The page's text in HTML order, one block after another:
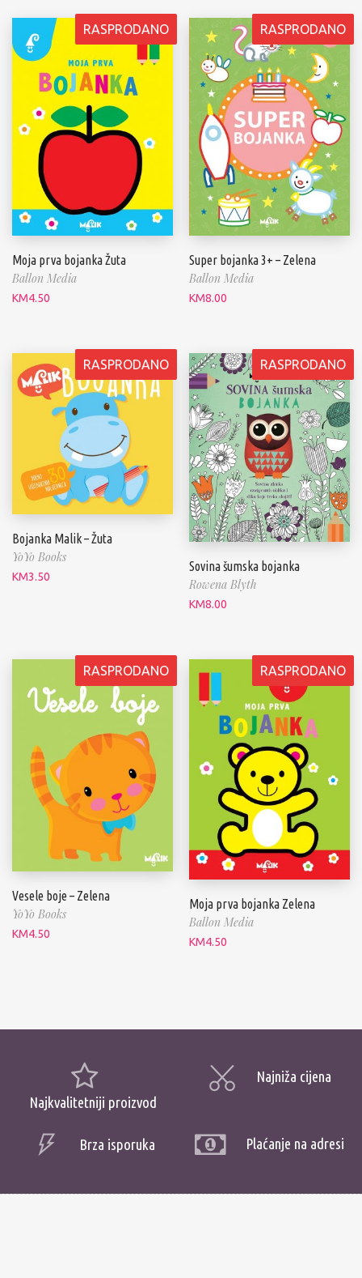
RASPRODANO
Moja prva bojanka Žuta
Ballon Media
KM4.50
RASPRODANO
Super bojanka 3+ – Zelena
Ballon Media
KM8.00
RASPRODANO
Bojanka Malik – Žuta
YoYo Books
KM3.50
RASPRODANO
Sovina šumska bojanka
Rowena Blyth
KM8.00
RASPRODANO
Vesele boje – Zelena
YoYo Books
KM4.50
RASPRODANO
Moja prva bojanka Zelena
Ballon Media
KM4.50
Najkvalitetniji proizvod
Najniža cijena
Brza isporuka Plaćanje na adresi